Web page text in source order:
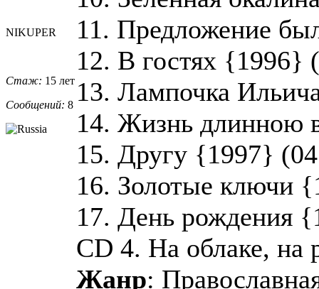
NIKUPER
Стаж: 15 лет
Сообщений: 8
11. Предложение
12. В гостях {1996}
13. Лампочка
14. Жизнь длинною
15. Другу {1997}
16. Золотые ключи
17. День рождения
CD 4. На облаке, на
Жанр: